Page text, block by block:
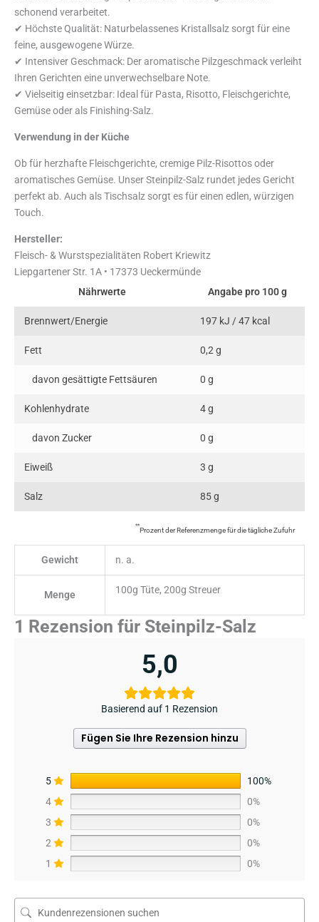
schonend verarbeitet.
✔ Höchste Qualität: Naturbelassenes Kristallsalz sorgt für eine
feine, ausgewogene Würze.
✔ Intensiver Geschmack: Der aromatische Pilzgeschmack verleiht
Ihren Gerichten eine unverwechselbare Note.
✔ Vielseitig einsetzbar: Ideal für Pasta, Risotto, Fleischgerichte,
Gemüse oder als Finishing-Salz.
Verwendung in der Küche
Ob für herzhafte Fleischgerichte, cremige Pilz-Risottos oder
aromatisches Gemüse. Unser Steinpilz-Salz rundet jedes Gericht
perfekt ab. Auch als Tischsalz sorgt es für einen edlen, würzigen
Touch.
Hersteller:
Fleisch- & Wurstspezialitäten Robert Kriewitz
Liepgartener Str. 1A • 17373 Ueckermünde
Nährwerte
Angabe pro 100 g
Brennwert/Energie 197 kJ / 47 kcal
Fett 0,2 g
davon gesättigte Fettsäuren 0 g
Kohlenhydrate 4 g
davon Zucker 0 g
Eiweiß 3 g
Salz 85 g
**
Prozent der Referenzmenge für die tägliche Zufuhr
Gewicht n. a.
Menge 100g Tüte, 200g Streuer
1 Rezension für Steinpilz-Salz
5,0
Basierend auf 1 Rezension
Fügen Sie Ihre Rezension hinzu
5
100%
4
0%
3
0%
2
0%
1
0%